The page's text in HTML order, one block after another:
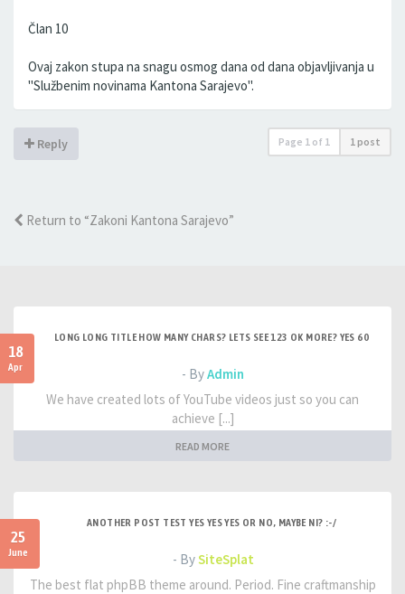
Član 10
Ovaj zakon stupa na snagu osmog dana od dana objavljivanja u
''Službenim novinama Kantona Sarajevo''.
Reply Page 1 of 1 1 post
Return to “Zakoni Kantona Sarajevo”
18
Apr
LONG LONG TITLE HOW MANY CHARS? LETS SEE 123 OK MORE? YES 60
- ByAdmin
We have created lots of YouTube videos just so you can
achieve [...]
READ MORE
25
June
ANOTHER POST TEST YES YES YES OR NO, MAYBE NI? :-/
- BySiteSplat
The best flat phpBB theme around. Period. Fine craftmanship